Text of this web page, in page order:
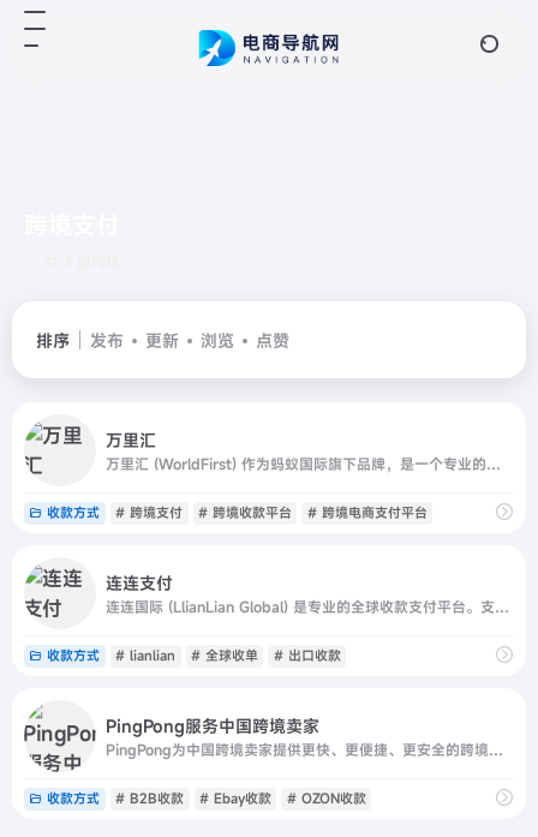
排序 发布 更新 浏览 点赞
万里汇
万里汇 (WorldFirst) 作为蚂蚁国际旗下品牌，是一个专业的跨境支付、跨境收款、跨境电商收付、全球收款付款平台。支持亚马逊Amazon、Paypal、速卖通AliExpress、Lazada、Shopify等跨境电商、独立站和外贸收款，拥有 20 年跨境支付经验，安全可靠。
收款方式 # 跨境支付 # 跨境收款平台 # 跨境电商支付平台
连连支付
连连国际 (LlianLian Global) 是专业的全球收款支付平台。支持亚马逊Amazon、SHEIN、速卖通AliExpress、虾皮Shopee、TIKTOK Shop、美客多、Temu、Lazada、Shopify等跨境电商平台、独立站收款和外贸收款，支持使用130+币种，0汇损，为出口
收款方式 # lianlian # 全球收单 # 出口收款
PingPong服务中国跨境卖家
PingPong为中国跨境卖家提供更快、更便捷、更安全的跨境收款服务，围绕跨境商户和中小企业出海的综合需求，PingPong目前已建立了跨境收款、外贸B2B收付款、全球收单、全球分发、供应链融资、汇率管理、出口退税、VAT税务缴纳、SAAS企业服务等多元化的产品体系，产品服务覆盖全流程。
收款方式 # B2B收款 # Ebay收款 # OZON收款